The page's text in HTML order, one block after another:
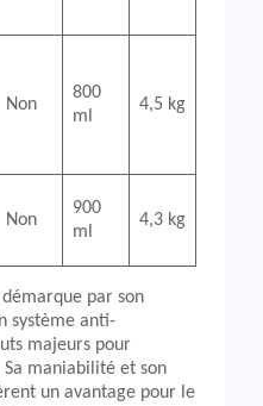
Non
800
ml
4,5 kg
Non
900
ml
4,3 kg
démarque par son
système anti-
majeurs pour
maniabilité et son
un avantage pour le